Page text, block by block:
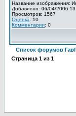
Название изображения:
Добавлено: 06/04/2006
Просмотров: 1567
Оценка: 10
Комментарии: 0
Список форумов
Страница 1 из 1